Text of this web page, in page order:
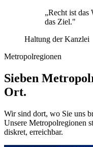
„Recht ist das
das Ziel."
Haltung der Kanzlei
Metropolregionen
Sieben
Ort.
Wir sind dort, wo Sie uns
Unsere Metropolregionen
diskret, erreichbar.